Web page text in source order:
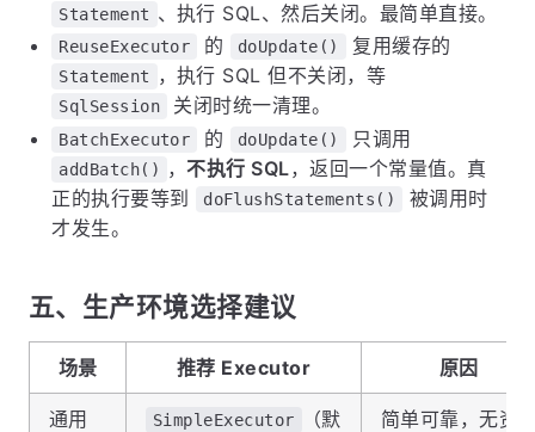
Statement 、执行 SQL、然后关闭。最简单直接。
ReuseExecutor 的 doUpdate() 复用缓存的
Statement ，执行 SQL 但不关闭，等
SqlSession 关闭时统一清理。
BatchExecutor 的 doUpdate() 只调用
addBatch() ，不执行 SQL，返回一个常量值。真
正的执行要等到
doFlushStatements()
被调用时
才发生。
五、生产环境选择建议
场景 推荐 Executor 原因
通用
SimpleExecutor
（默
简单可靠，无资